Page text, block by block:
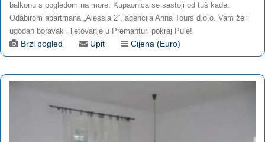
balkonu s pogledom na more. Kupaonica se sastoji od tuš kade.
Odabirom apartmana „Alessia 2“, agencija Anna Tours d.o.o. Vam želi
ugodan boravak i ljetovanje u Premanturi pokraj Pule!
Brzi pogled Upit Cijena (Euro)